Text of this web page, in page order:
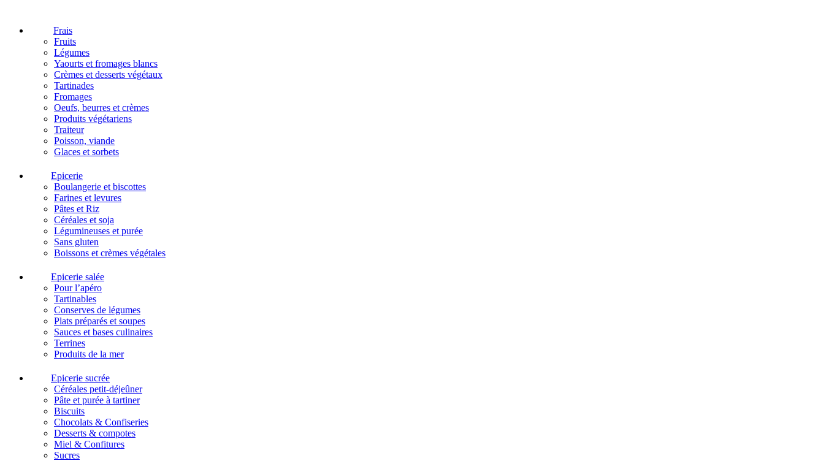
Frais
Fruits
Légumes
Yaourts et fromages blancs
Crèmes et desserts végétaux
Tartinades
Fromages
Oeufs, beurres et crèmes
Produits végétariens
Traiteur
Poisson, viande
Glaces et sorbets
Epicerie
Boulangerie et biscottes
Farines et levures
Pâtes et Riz
Céréales et soja
Légumineuses et purée
Sans gluten
Boissons et crèmes végétales
Epicerie salée
Pour l’apéro
Tartinables
Conserves de légumes
Plats préparés et soupes
Sauces et bases culinaires
Terrines
Produits de la mer
Epicerie sucrée
Céréales petit-déjeûner
Pâte et purée à tartiner
Biscuits
Chocolats & Confiseries
Desserts & compotes
Miel & Confitures
Sucres